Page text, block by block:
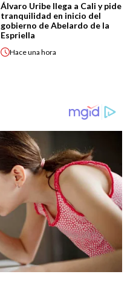
Álvaro Uribe llega a Cali y pide
tranquilidad en inicio del
gobierno de Abelardo de la
Espriella
Haceuna hora